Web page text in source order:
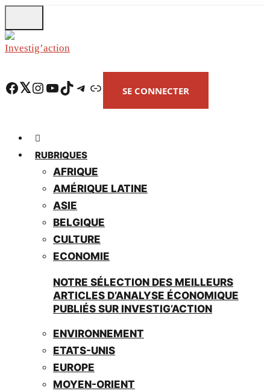
to
main
Facebook Twitter Instagram YouTube TikTok Telegram Lien SE CONNECTER
RUBRIQUES
AFRIQUE
AMÉRIQUE LATINE
ASIE
BELGIQUE
CULTURE
ECONOMIE
NOTRE SÉLECTION DES MEILLEURS
ARTICLES D’ANALYSE ÉCONOMIQUE
PUBLIÉS SUR INVESTIG’ACTION
ENVIRONNEMENT
ETATS-UNIS
EUROPE
MOYEN-ORIENT